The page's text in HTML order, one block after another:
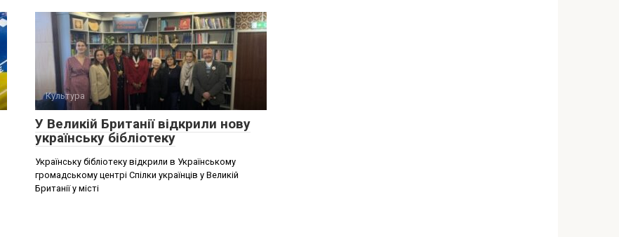
Культура
У Великій Британії відкрили нову
українську бібліотеку
Українську бібліотеку відкрили в Українському
громадському центрі Спілки українців у Великій
Британії у місті